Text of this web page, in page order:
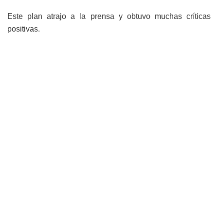
Este plan atrajo a la prensa y obtuvo muchas críticas
positivas.